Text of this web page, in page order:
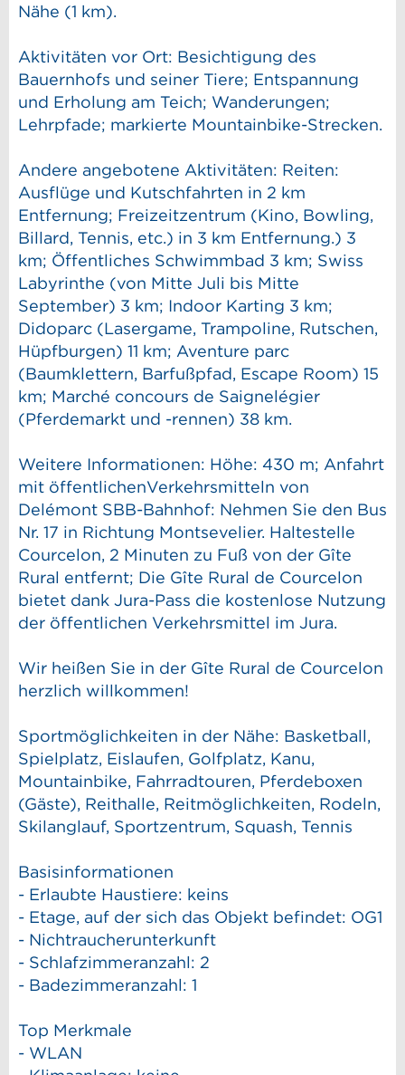
Nähe (1 km).
Aktivitäten vor Ort: Besichtigung des
Bauernhofs und seiner Tiere; Entspannung
und Erholung am Teich; Wanderungen;
Lehrpfade; markierte Mountainbike-Strecken.
Andere angebotene Aktivitäten: Reiten:
Ausflüge und Kutschfahrten in 2 km
Entfernung; Freizeitzentrum (Kino, Bowling,
Billard, Tennis, etc.) in 3 km Entfernung.) 3
km; Öffentliches Schwimmbad 3 km; Swiss
Labyrinthe (von Mitte Juli bis Mitte
September) 3 km; Indoor Karting 3 km;
Didoparc (Lasergame, Trampoline, Rutschen,
Hüpfburgen) 11 km; Aventure parc
(Baumklettern, Barfußpfad, Escape Room) 15
km; Marché concours de Saignelégier
(Pferdemarkt und -rennen) 38 km.
Weitere Informationen: Höhe: 430 m; Anfahrt
mit öffentlichenVerkehrsmitteln von
Delémont SBB-Bahnhof: Nehmen Sie den Bus
Nr. 17 in Richtung Montsevelier. Haltestelle
Courcelon, 2 Minuten zu Fuß von der Gîte
Rural entfernt; Die Gîte Rural de Courcelon
bietet dank Jura-Pass die kostenlose Nutzung
der öffentlichen Verkehrsmittel im Jura.
Wir heißen Sie in der Gîte Rural de Courcelon
herzlich willkommen!
Sportmöglichkeiten in der Nähe: Basketball,
Spielplatz, Eislaufen, Golfplatz, Kanu,
Mountainbike, Fahrradtouren, Pferdeboxen
(Gäste), Reithalle, Reitmöglichkeiten, Rodeln,
Skilanglauf, Sportzentrum, Squash, Tennis
Basisinformationen
- Erlaubte Haustiere: keins
- Etage, auf der sich das Objekt befindet: OG1
- Nichtraucherunterkunft
- Schlafzimmeranzahl: 2
- Badezimmeranzahl: 1
Top Merkmale
- WLAN